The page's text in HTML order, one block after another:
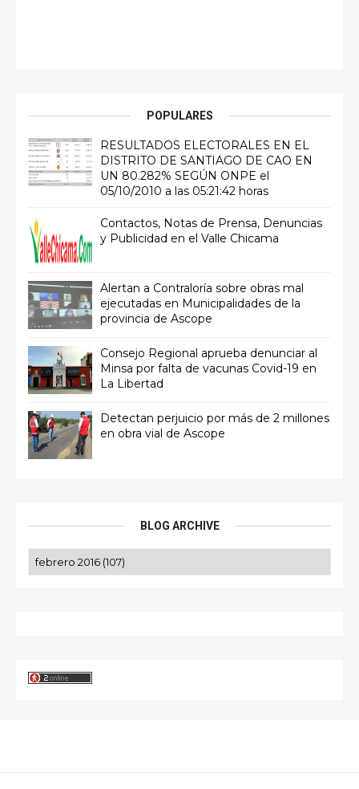
POPULARES
RESULTADOS ELECTORALES EN EL
DISTRITO DE SANTIAGO DE CAO EN
UN 80.282% SEGÚN ONPE el
05/10/2010 a las 05:21:42 horas
Contactos, Notas de Prensa, Denuncias
y Publicidad en el Valle Chicama
Alertan a Contraloría sobre obras mal
ejecutadas en Municipalidades de la
provincia de Ascope
Consejo Regional aprueba denunciar al
Minsa por falta de vacunas Covid-19 en
La Libertad
Detectan perjuicio por más de 2 millones
en obra vial de Ascope
BLOG ARCHIVE